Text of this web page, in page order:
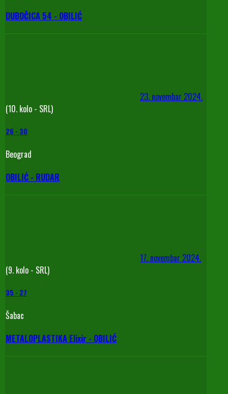
DUBOČICA 54 - OBILIĆ
23. novembar 2024.
(10. kolo - SRL)
26 - 30
Beograd
OBILIĆ - RUDAR
17. novembar 2024.
(9. kolo - SRL)
35 - 27
Šabac
METALOPLASTIKA Elixir - OBILIĆ